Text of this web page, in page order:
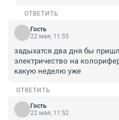
ОТВЕТИТЬ
Гость
22 мая, 11:55
задыхатся два дня бы
электричество на
какую неделю уже
ОТВЕТИТЬ
Гость
22 мая, 11:52